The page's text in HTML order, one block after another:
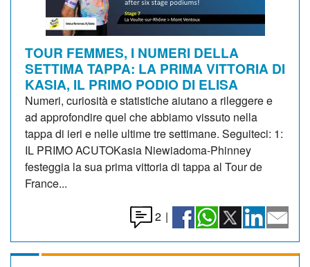
TOUR FEMMES, I NUMERI DELLA
SETTIMA TAPPA: LA PRIMA VITTORIA DI
KASIA, IL PRIMO PODIO DI ELISA
Numeri, curiosità e statistiche aiutano a rileggere e
ad approfondire quel che abbiamo vissuto nella
tappa di ieri e nelle ultime tre settimane. Seguiteci: 1:
IL PRIMO ACUTOKasia Niewiadoma-Phinney
festeggia la sua prima vittoria di tappa al Tour de
France...
2 |